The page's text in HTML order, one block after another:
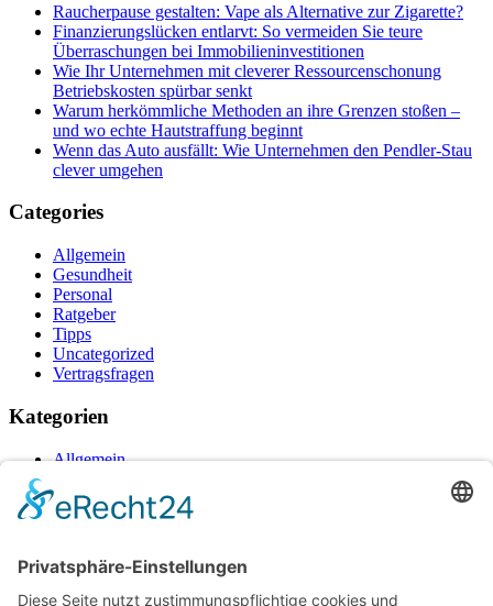
Raucherpause gestalten: Vape als Alternative zur Zigarette?
Finanzierungslücken entlarvt: So vermeiden Sie teure
Überraschungen bei Immobilieninvestitionen
Wie Ihr Unternehmen mit cleverer Ressourcenschonung
Betriebskosten spürbar senkt
Warum herkömmliche Methoden an ihre Grenzen stoßen –
und wo echte Hautstraffung beginnt
Wenn das Auto ausfällt: Wie Unternehmen den Pendler-Stau
clever umgehen
Categories
Allgemein
Gesundheit
Personal
Ratgeber
Tipps
Uncategorized
Vertragsfragen
Kategorien
Allgemein
Personal
Ratgeber
Uncategorized
Vertragsfragen